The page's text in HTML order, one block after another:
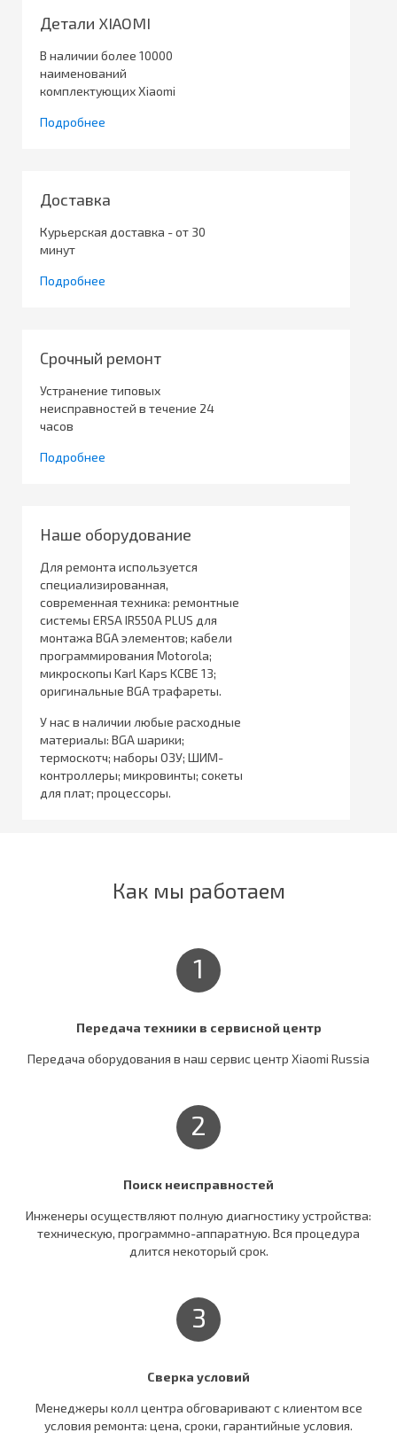
Детали XIAOMI
В наличии более 10000
наименований
комплектующих Xiaomi
Подробнее
Доставка
Курьерская доставка - от 30
минут
Подробнее
Срочный ремонт
Устранение типовых
неисправностей в течение 24
часов
Подробнее
Наше оборудование
Для ремонта используется
специализированная,
современная техника: ремонтные
системы ERSA IR550A PLUS для
монтажа BGA элементов; кабели
программирования Motorola;
микроскопы Karl Kaps KCBE 13;
оригинальные BGA трафареты.
У нас в наличии любые расходные
материалы: BGA шарики;
термоскотч; наборы ОЗУ; ШИМ-
контроллеры; микровинты; сокеты
для плат; процессоры.
Как мы работаем
1
Передача техники в сервисной центр
Передача оборудования в наш сервис центр Xiaomi Russia
2
Поиск неисправностей
Инженеры осуществляют полную диагностику устройства:
техническую, программно-аппаратную. Вся процедура
длится некоторый срок.
3
Сверка условий
Менеджеры колл центра обговаривают c клиентом все
условия ремонта: цена, сроки, гарантийные условия.